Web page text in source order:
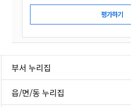
부서 누리집
읍/면/동 누리집